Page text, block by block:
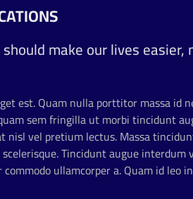
make our lives easier,
est. Quam nulla porttitor massa id
sem fringilla ut morbi tincidunt
nisl vel pretium lectus. Massa
Tincidunt augue interdum
ullamcorper a. Quam id leo